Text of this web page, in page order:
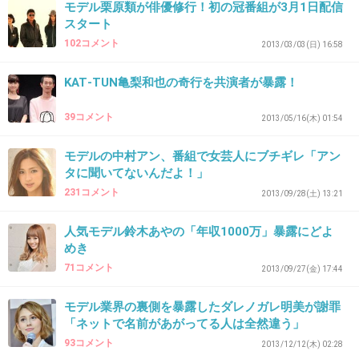
+88 -0
43. 匿名 2013/12/03(火) 20:05:23
消されますな。
男も女も終わったことをべらべらしゃべるのは
みっともない。
ずっと大倉君のファンで噂も知ってたし、別に
プライベートは表に出さないから気にしてなか
モデル栗原類が俳優修行！初の冠番組が3月1日配信
スタート
102コメント 2013/03/03(日) 16:58
KAT‐TUN亀梨和也の奇行を共演者が暴露！
39コメント 2013/05/16(木) 01:54
モデルの中村アン、番組で女芸人にブチギレ「アン
タに聞いてないんだよ！」
231コメント 2013/09/28(土) 13:21
人気モデル鈴木あやの「年収1000万」暴露にどよ
めき
71コメント 2013/09/27(金) 17:44
モデル業界の裏側を暴露したダレノガレ明美が謝罪
「ネットで名前があがってる人は全然違う」
93コメント 2013/12/12(木) 02:28